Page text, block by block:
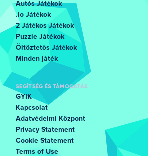
Autós Játékok
.io Játékok
2 Játékos Játékok
Puzzle Játékok
Öltöztetős Játékok
Minden játék
SEGÍTSÉG ÉS TÁMOGATÁS
GYIK
Kapcsolat
Adatvédelmi Központ
Privacy Statement
Cookie Statement
Terms of Use